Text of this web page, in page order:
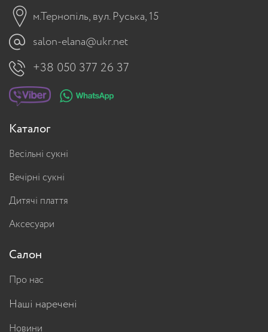
м.Тернопіль, вул. Руська, 15
salon-elana@ukr.net
+38 050 377 26 37
Каталог
Весільні сукні
Вечірні сукні
Дитячі плаття
Аксесуари
Салон
Про нас
Наші наречені
Новини